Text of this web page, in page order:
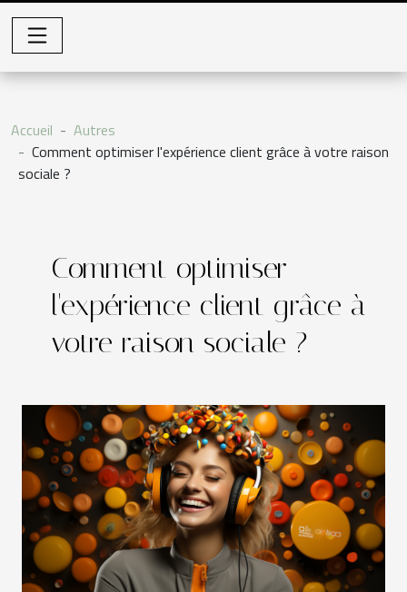
Accueil
Autres
Comment optimiser l'expérience client grâce à votre raison
sociale ?
Comment optimiser
l'expérience client grâce à
votre raison sociale ?